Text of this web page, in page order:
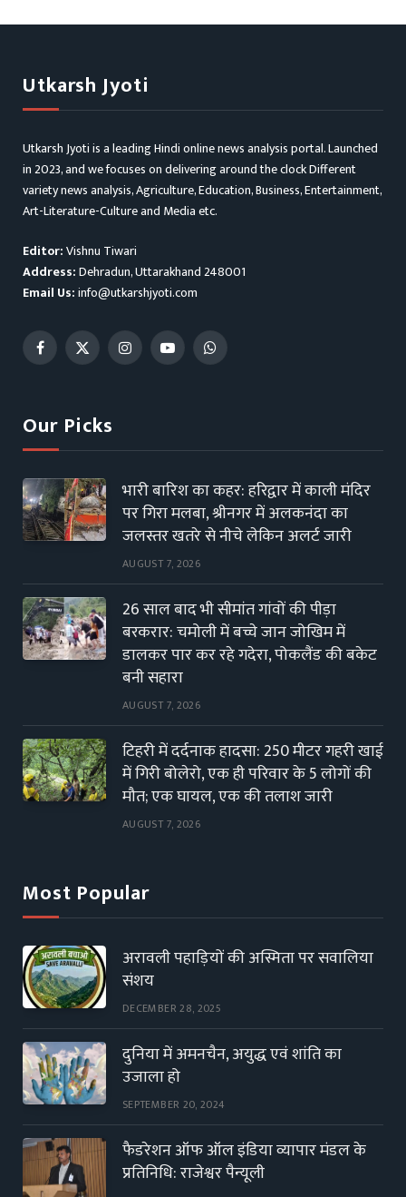
Utkarsh Jyoti
Utkarsh Jyoti is a leading Hindi online news analysis portal. Launched
in 2023, and we focuses on delivering around the clock Different
variety news analysis, Agriculture, Education, Business, Entertainment,
Art-Literature-Culture and Media etc.
Editor:Vishnu Tiwari
Address:Dehradun, Uttarakhand 248001
Email Us:info@utkarshjyoti.com
Facebook
X
InstagramYouTubeWhatsApp
Our Picks
भारी बारिश का कहर: हरिद्वार में काली मंदिर
पर गिरा मलबा, श्रीनगर में अलकनंदा का
जलस्तर खतरे से नीचे लेकिन अलर्ट जारी
AUGUST 7, 2026
26 साल बाद भी सीमांत गांवों की पीड़ा
बरकरार: चमोली में बच्चे जान जोखिम में
डालकर पार कर रहे गदेरा, पोकलैंड की बकेट
बनी सहारा
AUGUST 7, 2026
टिहरी में दर्दनाक हादसा: 250 मीटर गहरी खाई
में गिरी बोलेरो, एक ही परिवार के 5 लोगों की
मौत; एक घायल, एक की तलाश जारी
AUGUST 7, 2026
Most Popular
अरावली पहाड़ियों की अस्मिता पर सवालिया
संशय
DECEMBER 28, 2025
दुनिया में अमनचैन, अयुद्ध एवं शांति का
उजाला हो
SEPTEMBER 20, 2024
फैडरेशन ऑफ ऑल इंडिया व्यापार मंडल के
प्रतिनिधि: राजेश्वर पैन्यूली